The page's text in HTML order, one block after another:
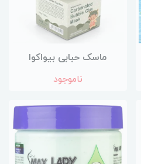
ماسک حبابی بیواکوا
ناموجود